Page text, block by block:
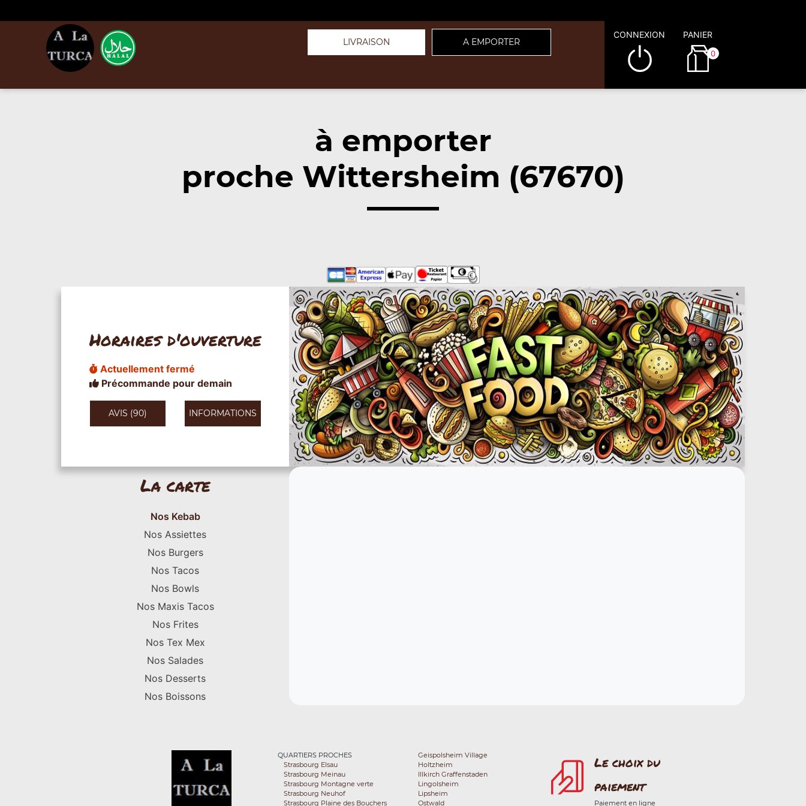
LIVRAISON A EMPORTER
CONNEXION PANIER
0
à emporter
proche Wittersheim (67670)
Horaires d'ouverture
Actuellement fermé
Précommande pour demain
AVIS (90) INFORMATIONS
La carte
Nos Kebab
Nos Assiettes
Nos Burgers
Nos Tacos
Nos Bowls
Nos Maxis Tacos
Nos Frites
Nos Tex Mex
Nos Salades
Nos Desserts
Nos Boissons
QUARTIERS PROCHES
Strasbourg Elsau
Strasbourg Meinau
Strasbourg Montagne verte
Strasbourg Neuhof
Strasbourg Plaine des Bouchers
Geispolsheim Village
Holtzheim
Illkirch Graffenstaden
Lingolsheim
Lipsheim
Ostwald
Le choix du
paiement
Paiement en ligne